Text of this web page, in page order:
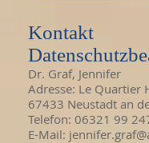
Kontakt
Dr. Graf, Jennifer
Adresse: Le Quartier
67433 Neustadt an
Telefon: 06321 99
E-Mail: